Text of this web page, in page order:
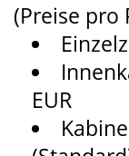
(Preise pro
EUR